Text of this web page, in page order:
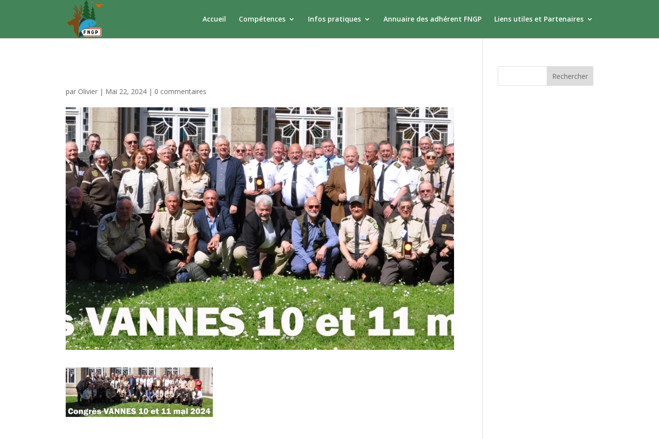
Accueil Compétences Infos pratiques Annuaire des adhérent FNGP Liens utiles et Partenaires
par Olivier | Mai 22, 2024 | 0 commentaires